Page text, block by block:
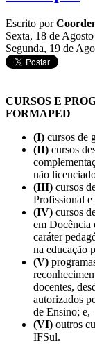
Escrito por
Sexta, 18 de
Segunda, 19 de
CURSOS E
FORMAPED
(I) cursos de
(II) cursos
não
(III) cursos
Profissional
(IV) cursos
em Docência
caráter
na educação
(V)
docentes,
autorizados
de Ensino; e,
(VI) outros
IFSul.